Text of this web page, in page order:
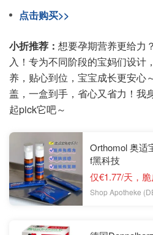
点击购买>>
小折推荐： 想要孕期营养更给力
入！专为不同阶段的宝妈们设计
养，贴心到位，宝宝成长更安心
盖，一盒到手，省心又省力！我
起pick它吧～
Orthomol 奥适
f黑科技
仅€1.77/天，
Shop Apotheke